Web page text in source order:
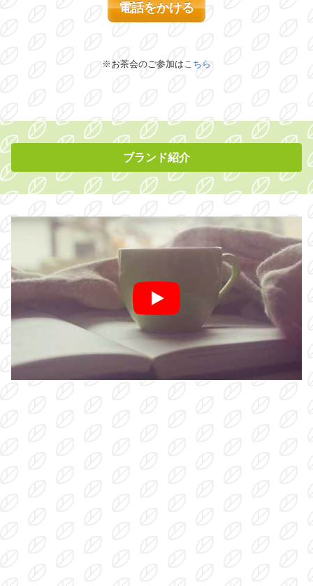
電話をかける
※ お茶会のご参加はこちら
ブランド紹介